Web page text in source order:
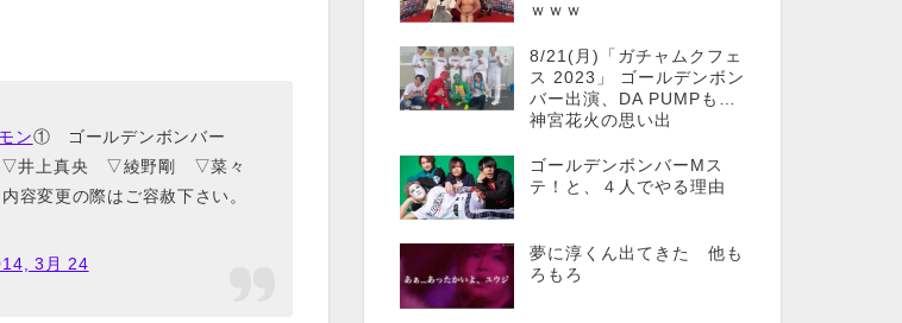
ン① ゴールデンボンバー
井上真央 ▽綾野剛 ▽菜々
更の際はご容赦下さい。
3月 24
ｗｗｗ
8/21(月)「ガチャムクフェ
ス 2023」 ゴールデンボン
バー出演、DA PUMPも…
神宮花火の思い出
ゴールデンボンバーMス
テ！と、４人でやる理由
夢に淳くん出てきた 他も
ろもろ